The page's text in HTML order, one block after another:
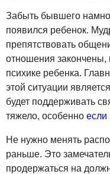
Забыть бывшего
появился ребенок.
препятствовать
отношения закончены,
психике ребенка.
этой ситуации
будет поддерживать
тяжело, особенно если
Не нужно менять
раньше. Это
продержаться на